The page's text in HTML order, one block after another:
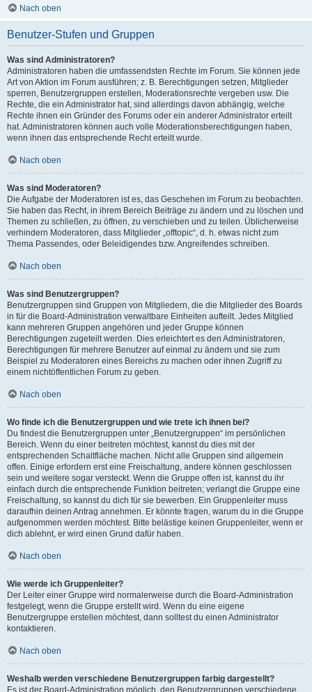
Nach oben
Benutzer-Stufen und Gruppen
Was sind Administratoren?
Administratoren haben die umfassendsten Rechte im Forum. Sie können jede
Art von Aktion im Forum ausführen; z. B. Berechtigungen setzen, Mitglieder
sperren, Benutzergruppen erstellen, Moderationsrechte vergeben usw. Die
Rechte, die ein Administrator hat, sind allerdings davon abhängig, welche
Rechte ihnen ein Gründer des Forums oder ein anderer Administrator erteilt
hat. Administratoren können auch volle Moderationsberechtigungen haben,
wenn ihnen das entsprechende Recht erteilt wurde.
Nach oben
Was sind Moderatoren?
Die Aufgabe der Moderatoren ist es, das Geschehen im Forum zu beobachten.
Sie haben das Recht, in ihrem Bereich Beiträge zu ändern und zu löschen und
Themen zu schließen, zu öffnen, zu verschieben und zu teilen. Üblicherweise
verhindern Moderatoren, dass Mitglieder „offtopic“, d. h. etwas nicht zum
Thema Passendes, oder Beleidigendes bzw. Angreifendes schreiben.
Nach oben
Was sind Benutzergruppen?
Benutzergruppen sind Gruppen von Mitgliedern, die die Mitglieder des Boards
in für die Board-Administration verwaltbare Einheiten aufteilt. Jedes Mitglied
kann mehreren Gruppen angehören und jeder Gruppe können
Berechtigungen zugeteilt werden. Dies erleichtert es den Administratoren,
Berechtigungen für mehrere Benutzer auf einmal zu ändern und sie zum
Beispiel zu Moderatoren eines Bereichs zu machen oder ihnen Zugriff zu
einem nichtöffentlichen Forum zu geben.
Nach oben
Wo finde ich die Benutzergruppen und wie trete ich ihnen bei?
Du findest die Benutzergruppen unter „Benutzergruppen“ im persönlichen
Bereich. Wenn du einer beitreten möchtest, kannst du dies mit der
entsprechenden Schaltfläche machen. Nicht alle Gruppen sind allgemein
offen. Einige erfordern erst eine Freischaltung, andere können geschlossen
sein und weitere sogar versteckt. Wenn die Gruppe offen ist, kannst du ihr
einfach durch die entsprechende Funktion beitreten; verlangt die Gruppe eine
Freischaltung, so kannst du dich für sie bewerben. Ein Gruppenleiter muss
daraufhin deinen Antrag annehmen. Er könnte fragen, warum du in die Gruppe
aufgenommen werden möchtest. Bitte belästige keinen Gruppenleiter, wenn er
dich ablehnt, er wird einen Grund dafür haben.
Nach oben
Wie werde ich Gruppenleiter?
Der Leiter einer Gruppe wird normalerweise durch die Board-Administration
festgelegt, wenn die Gruppe erstellt wird. Wenn du eine eigene
Benutzergruppe erstellen möchtest, dann solltest du einen Administrator
kontaktieren.
Nach oben
Weshalb werden verschiedene Benutzergruppen farbig dargestellt?
Es ist der Board-Administration möglich, den Benutzergruppen verschiedene